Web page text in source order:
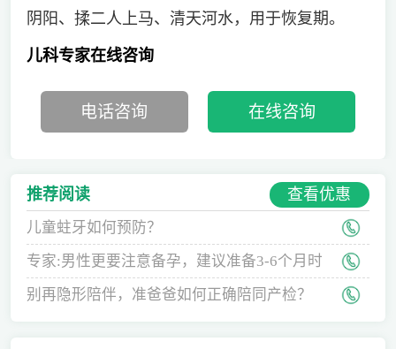
阴阳、揉二人上马、清天河水，用于恢复期。
儿科专家在线咨询
电话咨询 在线咨询
推荐阅读 查看优惠
儿童蛀牙如何预防？
专家:男性更要注意备孕，建议准备3-6个月时
间
别再隐形陪伴，准爸爸如何正确陪同产检？